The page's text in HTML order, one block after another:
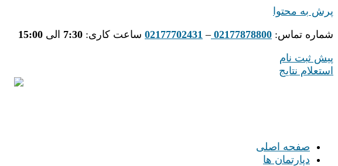
پرش به محتوا
شماره تماس: 02177878800
–
02177702431 ساعت کاری: 7:30 الی 15:00
پیش ثبت نام
استعلام نتایج
صفحه اصلی
دپارتمان ها